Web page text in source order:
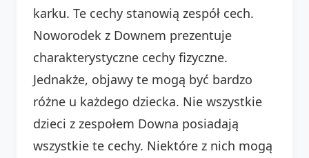
karku. Te cechy stanowią zespół cech.
Noworodek z Downem prezentuje
charakterystyczne cechy fizyczne.
Jednakże, objawy te mogą być bardzo
różne u każdego dziecka. Nie wszystkie
dzieci z zespołem Downa posiadają
wszystkie te cechy. Niektóre z nich mogą